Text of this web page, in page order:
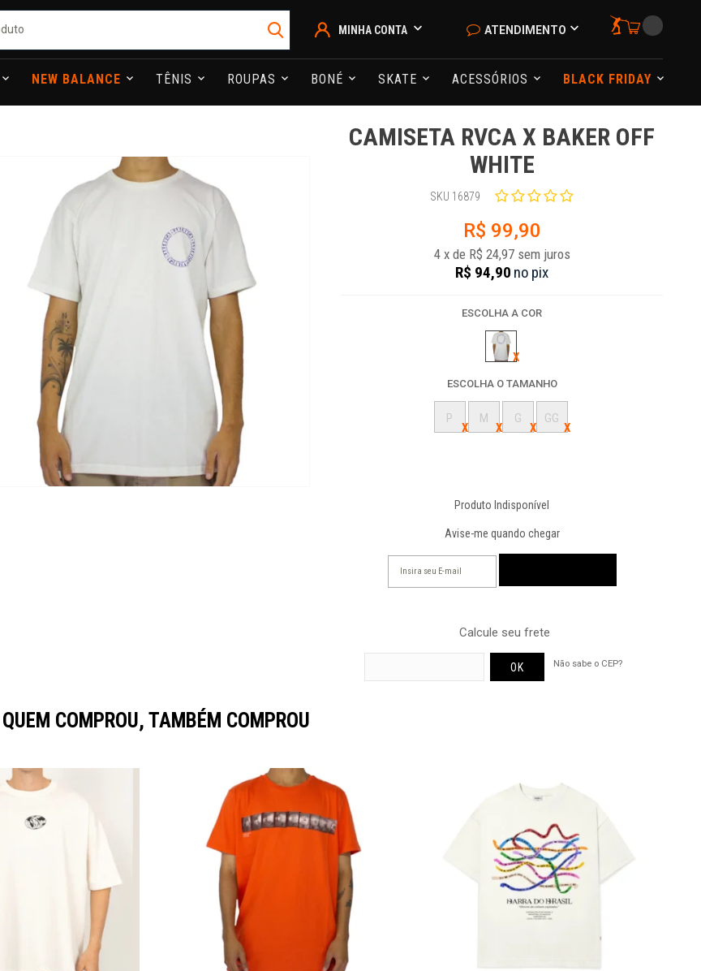
MINHA CONTA ATENDIMENTO
NEW BALANCE TÊNIS ROUPAS BONÉ SKATE ACESSÓRIOS BLACK FRIDAY
CAMISETA RVCA X BAKER OFF
WHITE
SKU 16879
R$ 99,90
4 x de R$ 24,97 sem juros
R$ 94,90 no pix
ESCOLHA A COR
ESCOLHA O TAMANHO
P M G GG
Produto Indisponível
Avise-me quando chegar
Calcule seu frete
Não sabe o CEP?
QUEM COMPROU, TAMBÉM COMPROU